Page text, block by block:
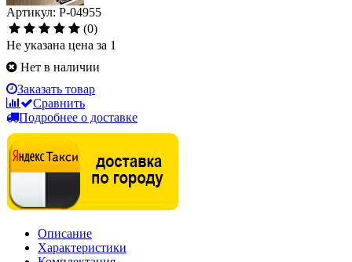
Артикул: P-04955
(0)
Не указана цена за 1
Нет в наличии
Заказать товар
Сравнить
Подробнее о доставке
Описание
Характеристики